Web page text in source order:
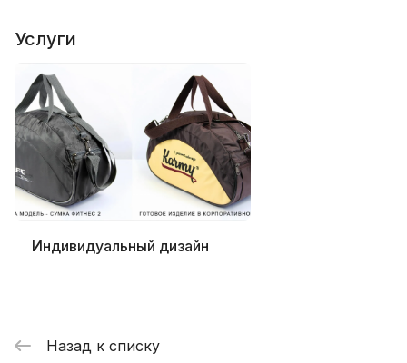
Услуги
Индивидуальный дизайн
Назад к списку